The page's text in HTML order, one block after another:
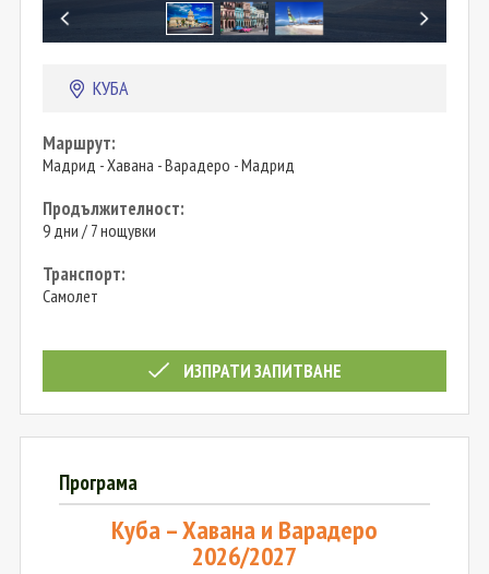
КУБА
Маршрут:
Мадрид - Хавана - Варадеро - Мадрид
Продължителност:
9 дни / 7 нощувки
Транспорт:
Самолет
ИЗПРАТИ ЗАПИТВАНЕ
Програма
Куба – Хавана и Варадеро
2026/2027